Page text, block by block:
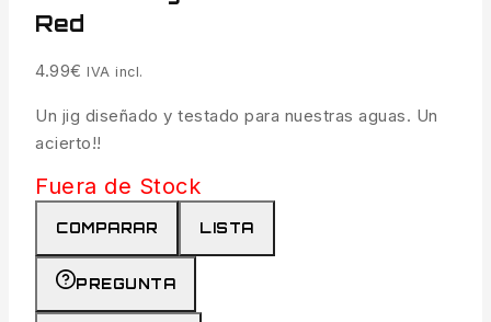
Red
4.99€ IVA incl.
Un jig diseñado y testado para nuestras aguas. Un
acierto!!
Fuera de Stock
COMPARAR LISTA
PREGUNTA